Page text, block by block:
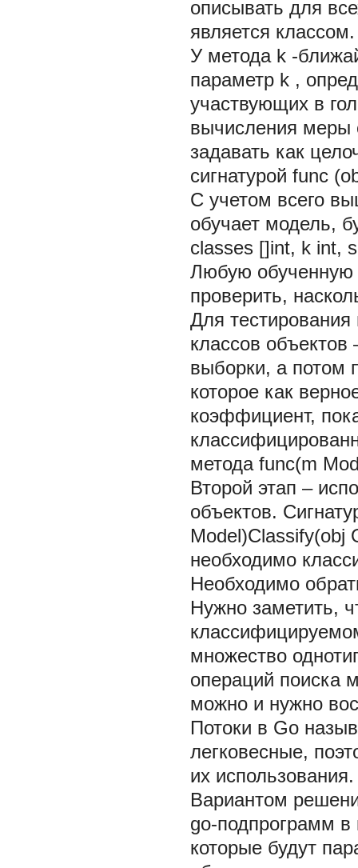
описывать для
является классом.
У метода k -
параметр k ,
участвующих в
вычисления меры
задавать как
сигнатурой func
С учетом всего
обучает модель,
classes []int, k int,
Любую обученную
проверить,
Для
классов
выборки, а потом
которое как
коэффициент,
метода func(m
Второй этап –
объектов.
Model)Classify(obj
необходимо
Необходимо
Нужно заметить,
множество
операций поиска
можно и нужно
Потоки в Go
легковесные,
их использования.
Вариантом
go-подпрограмм в
которые будут